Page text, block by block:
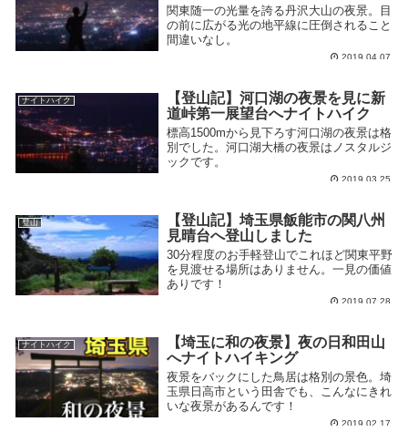
関東随一の光量を誇る丹沢大山の夜景。目
の前に広がる光の地平線に圧倒されること
間違いなし。
2019.04.07
ナイトハイク
【登山記】河口湖の夜景を見に新
道峠第一展望台へナイトハイク
標高1500mから見下ろす河口湖の夜景は格
別でした。河口湖大橋の夜景はノスタルジ
ックです。
2019.03.25
登山
【登山記】埼玉県飯能市の関八州
見晴台へ登山しました
30分程度のお手軽登山でこれほど関東平野
を見渡せる場所はありません。一見の価値
ありです！
2019.07.28
ナイトハイク
【埼玉に和の夜景】夜の日和田山
へナイトハイキング
夜景をバックにした鳥居は格別の景色。埼
玉県日高市という田舎でも、こんなにきれ
いな夜景があるんです！
2019.02.17